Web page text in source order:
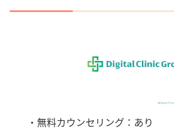
・無料カウンセリング：あり